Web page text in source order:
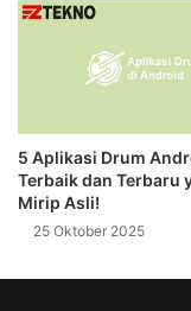
5 Aplikasi Drum
Terbaik dan Terbaru
Mirip Asli!
25 Oktober 2025